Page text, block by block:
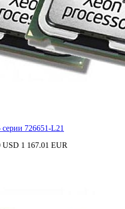
726651-L21
USD 1 167.01 EUR